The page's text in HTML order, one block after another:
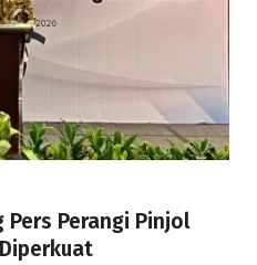
Pers Perangi Pinjol